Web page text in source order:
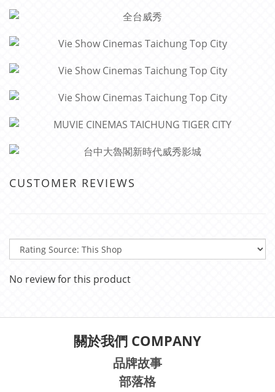
CUSTOMER REVIEWS
No review for this product
關於我們 COMPANY
品牌故事
部落格